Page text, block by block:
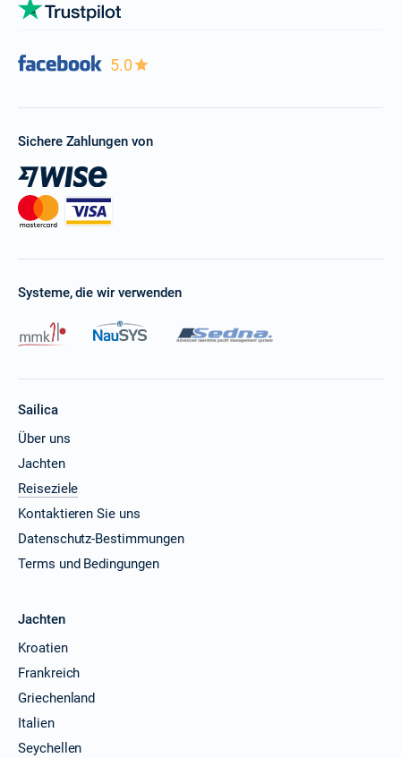
5.0
Sichere Zahlungen von
Systeme, die wir verwenden
Sailica
Über uns
Jachten
Reiseziele
Kontaktieren Sie uns
Datenschutz-Bestimmungen
Terms und Bedingungen
Jachten
Kroatien
Frankreich
Griechenland
Italien
Seychellen